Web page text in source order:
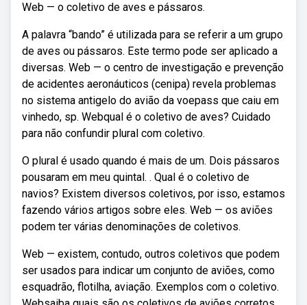
Web — o coletivo de aves e pássaros.
A palavra “bando” é utilizada para se referir a um grupo
de aves ou pássaros. Este termo pode ser aplicado a
diversas. Web — o centro de investigação e prevenção
de acidentes aeronáuticos (cenipa) revela problemas
no sistema antigelo do avião da voepass que caiu em
vinhedo, sp. Webqual é o coletivo de aves? Cuidado
para não confundir plural com coletivo.
O plural é usado quando é mais de um. Dois pássaros
pousaram em meu quintal. . Qual é o coletivo de
navios? Existem diversos coletivos, por isso, estamos
fazendo vários artigos sobre eles. Web — os aviões
podem ter várias denominações de coletivos.
Web — existem, contudo, outros coletivos que podem
ser usados para indicar um conjunto de aviões, como
esquadrão, flotilha, aviação. Exemplos com o coletivo.